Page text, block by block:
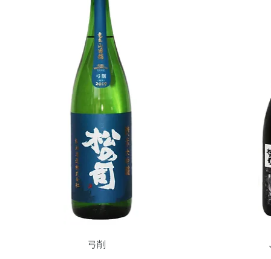
​弓削